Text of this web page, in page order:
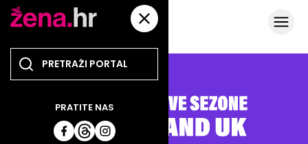
PRATITE NAS